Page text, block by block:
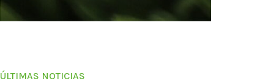
ÚLTIMAS NOTICIAS